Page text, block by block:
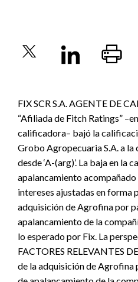
FIX SCR S.A. AGENTE DE
“Afiliada de Fitch Ratings”
calificadora– bajó la
Grobo Agropecuaria S.A. a la
desde ‘A-(arg)’. La baja en
apalancamiento
intereses ajustadas en forma
adquisición de Agrofina por
apalancamiento de la
lo esperado por Fix. La
FACTORES RELEVANTES
de la adquisición de Agrofina